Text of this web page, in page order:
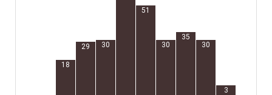
18
29 30
51
30
35
30
3